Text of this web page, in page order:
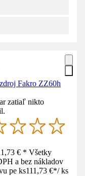
Fakro ZZ60h
zatiaľ nikto
€ * Všetky
a bez nákladov
pe ks111,73 €*/ ks